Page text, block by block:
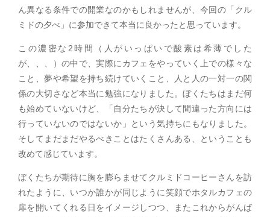
ん異なる条件での開業なのかもしれませんが、今回の「クル
ミドの夕べ」に参加できて本当に良かったと思っています。
この濃密な2時間（人がいっぱいで酸素は希薄でした
が、、、）の中で、実際にカフェをやっていく上での様々な
こと、夢や希望を持ち続けていくこと、人と人の一対一の関
係の大切さなど本当に勉強になりました。ぼくたちはまだ何
も始めていないけど、「自分たちが決して間違った方向には
行っていないのではないか」という気持ちにもなりました。
そしてまだまだやるべきことはたくさんある、ということも
改めて感じています。
ぼくたちが期待に胸を膨らませてクルミドコーヒーさんを訪
れたように、いつか誰かが同じように笑顔でホタルカフェの
扉を開いてくれる日をイメージしつつ、またこれからがんば